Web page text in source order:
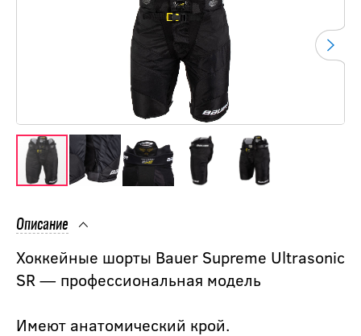
Описание
Хоккейные шорты Bauer Supreme Ultrasonic
SR — профессиональная модель
Имеют анатомический крой.